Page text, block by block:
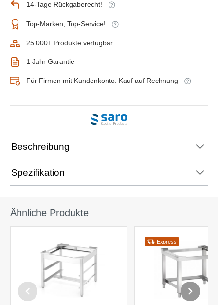
14-Tage Rückgaberecht!
Top-Marken, Top-Service!
25.000+ Produkte verfügbar
1 Jahr Garantie
Für Firmen mit Kundenkonto: Kauf auf Rechnung
Beschreibung
Spezifikation
Ähnliche Produkte
Express